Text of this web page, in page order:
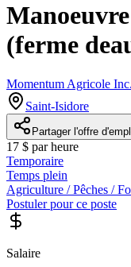
(ferme
Momentum Agricole Inc.
Saint-Isidore
Partager l'offre
17 $ par heure
Temporaire
Temps plein
Agriculture / Pêches /
Postuler pour ce poste
Salaire